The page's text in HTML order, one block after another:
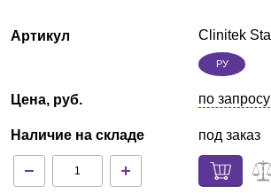
Технический сервис
Доставка и оплата
Контакты
Артикул
Цена, руб.
Наличие на складе
Clinitek
РУ
по запросу
под заказ